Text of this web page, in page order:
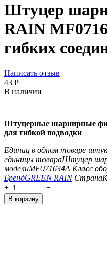
Штуцер
RAIN
гибких
Написать отзыв
‍43‍ Р
В наличии
Штуцерные шарнирные
для гибкой подводки
Единиц в одном товаре штук
единицы товараШтуцер
моделиMF071634A Класс
БрендGREEN RAIN Страна
+
−
В корзину